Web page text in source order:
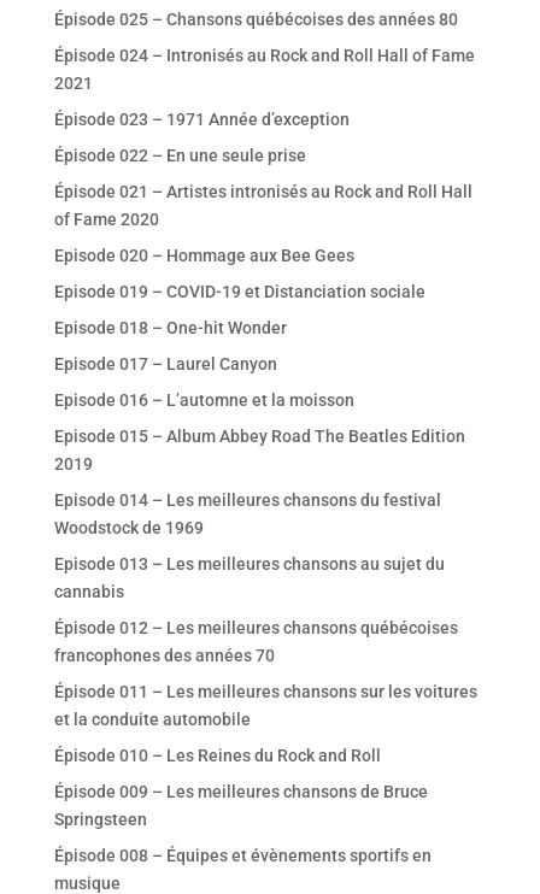
Épisode 025 – Chansons québécoises des années 80
Épisode 024 – Intronisés au Rock and Roll Hall of Fame
2021
Épisode 023 – 1971 Année d’exception
Épisode 022 – En une seule prise
Épisode 021 – Artistes intronisés au Rock and Roll Hall
of Fame 2020
Episode 020 – Hommage aux Bee Gees
Episode 019 – COVID-19 et Distanciation sociale
Episode 018 – One-hit Wonder
Episode 017 – Laurel Canyon
Episode 016 – L’automne et la moisson
Episode 015 – Album Abbey Road The Beatles Edition
2019
Episode 014 – Les meilleures chansons du festival
Woodstock de 1969
Episode 013 – Les meilleures chansons au sujet du
cannabis
Épisode 012 – Les meilleures chansons québécoises
francophones des années 70
Épisode 011 – Les meilleures chansons sur les voitures
et la conduite automobile
Épisode 010 – Les Reines du Rock and Roll
Épisode 009 – Les meilleures chansons de Bruce
Springsteen
Épisode 008 – Équipes et évènements sportifs en
musique